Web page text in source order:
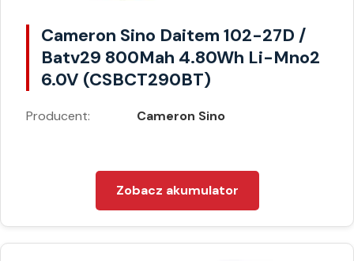
Cameron Sino Daitem 102-27D /
Batv29 800Mah 4.80Wh Li-Mno2
6.0V (CSBCT290BT)
Producent: Cameron Sino
Zobacz akumulator